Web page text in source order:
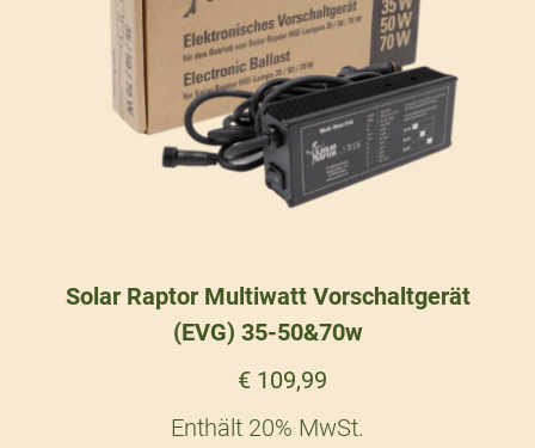
Solar Raptor Multiwatt Vorschaltgerät
(EVG) 35-50&70w
€ 109,99
Enthält 20% MwSt.